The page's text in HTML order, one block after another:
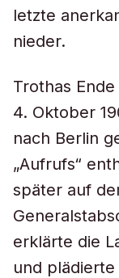
letzte
nieder.
Trothas
4. Oktober
nach Berlin
„Aufrufs“
später auf
erklärte die
und